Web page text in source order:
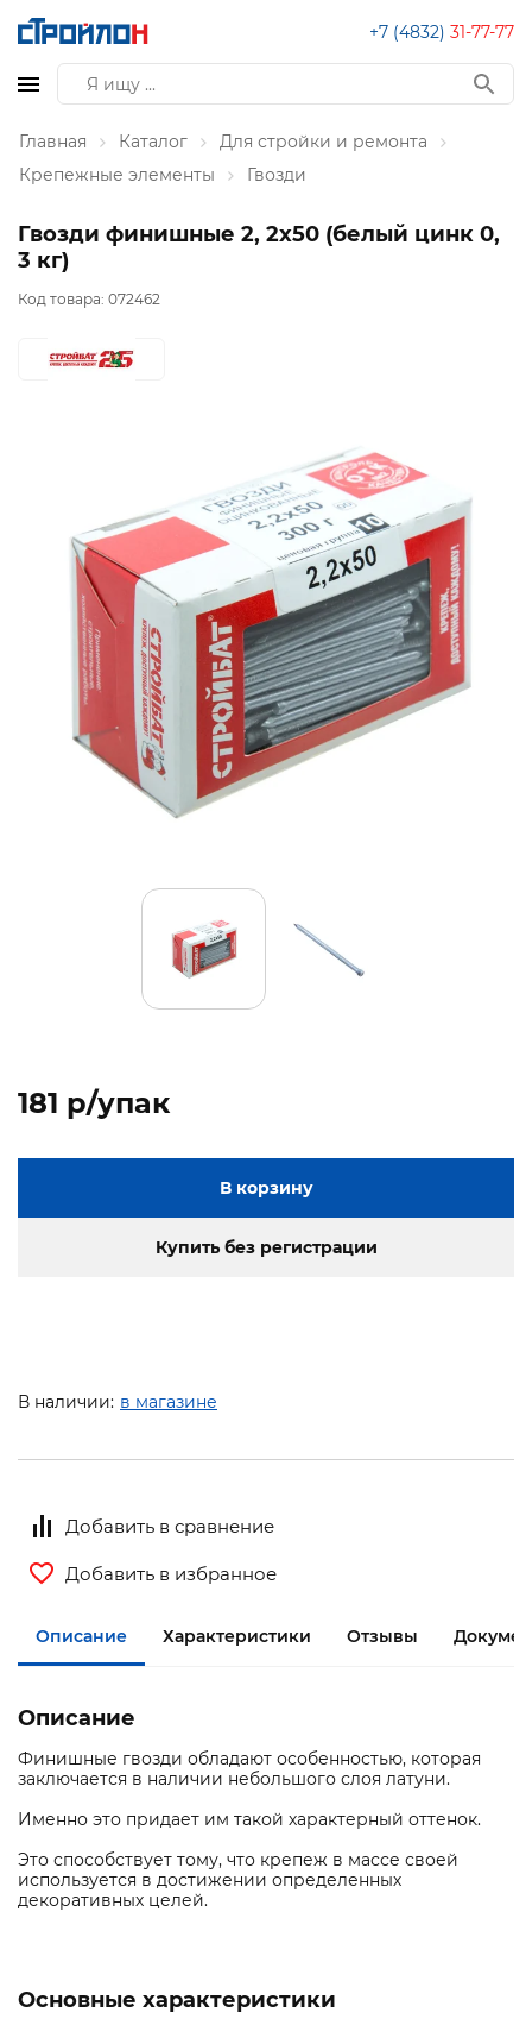
+7 (4832) 31-77-77
Главная Каталог
Для стройки и ремонта
Крепежные элементы
Гвозди
Гвозди финишные 2, 2x50 (белый цинк 0,
3 кг)
Код товара: 072462
181 p/упак
В корзину
Купить без регистрации
В наличии: в магазине
Добавить в сравнение
Добавить в избранное
Описание Характеристики Отзывы
Описание
Финишные гвозди обладают особенностью, которая
заключается в наличии небольшого слоя латуни.
Именно это придает им такой характерный оттенок.
Это способствует тому, что крепеж в массе своей
используется в достижении определенных
декоративных целей.
Основные характеристики